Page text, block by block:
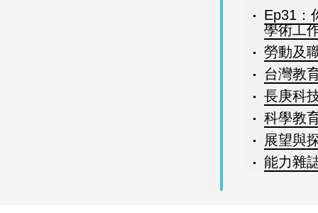
Ep31：
學術工
勞動及
台灣教
長庚科
科學教
展望與
能力雜